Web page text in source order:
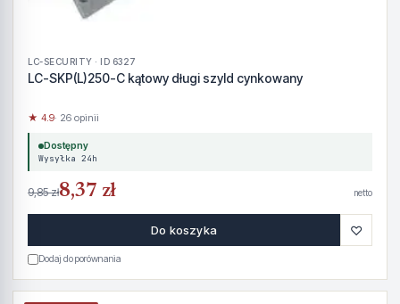
LC-SECURITY · ID 6327
LC-SKP(L)250-C kątowy długi szyld cynkowany
★ 4.9· 26 opinii
Dostępny
Wysyłka 24h
9,85 zł8,37 zł netto
Do koszyka ♡
Dodaj do porównania